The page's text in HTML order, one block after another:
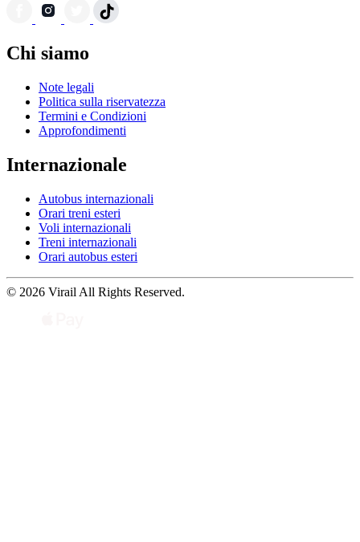
Chi siamo
Note legali
Politica sulla riservatezza
Termini e Condizioni
Approfondimenti
Internazionale
Autobus internazionali
Orari treni esteri
Voli internazionali
Treni internazionali
Orari autobus esteri
© 2026 Virail All Rights Reserved.